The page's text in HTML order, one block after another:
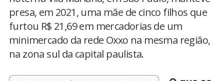
presa, em 2021, uma mãe de cinco filhos que
furtou R$ 21,69 em mercadorias de um
minimercado da rede Oxxo na mesma região,
na zona sul da capital paulista.